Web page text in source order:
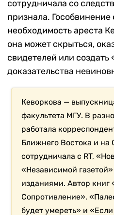
сотрудничала со
признала. Гособвинение
необходимость ареста
она может скрыться,
свидетелей или
доказательства
Кеворкова —
факультета МГУ. В
работала
Ближнего Востока и на
сотрудничала с RT,
«Независимой
изданиями. Автор книг
Сопротивление»,
будет умереть» и «Если